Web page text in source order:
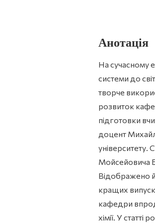
Анотація
На сучасному
системи до
творче
розвиток
підготовки
доцент
Мойсейовича
Відображено
кращих
кафедри
хімії. У